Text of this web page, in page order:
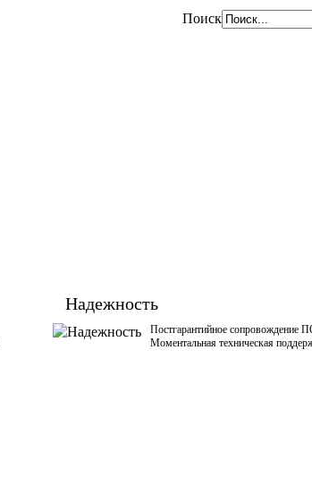
Поиск
Надежность
Постгарантийное сопровождение
Моментальная техническая